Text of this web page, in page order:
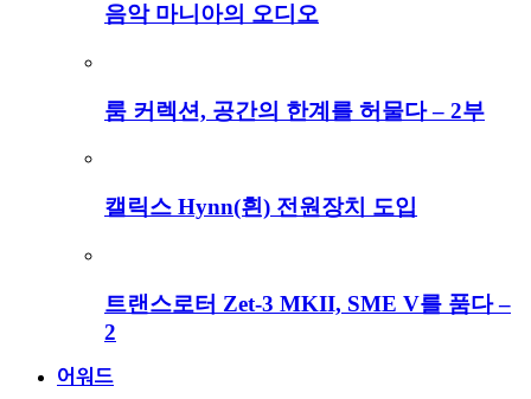
음악 마니아의 오디오
룸 커렉션, 공간의 한계를 허물다 – 2부
캘릭스 Hynn(흰) 전원장치 도입
트랜스로터 Zet-3 MKII, SME V를 품다 –
2
어워드